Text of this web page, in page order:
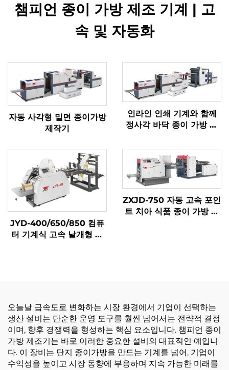
챔피언 종이 가방 제조 기계 | 고
속 및 자동화
자동 사각형 밑면 종이가방
제작기
인라인 인쇄 기계와 함께
정사각 바닥 종이 가방 기
JYD-400/650/850 컴퓨
터 기계식 고속 날개형 종
ZXJD-750 자동 고속 포인
트 치아 식품 종이 가방 만
오늘날 급속도로 변화하는 시장 환경에서 기업이 선택하는
생산 설비는 단순한 운영 도구를 훨씬 넘어서는 전략적 결정
이며, 향후 경쟁력을 형성하는 핵심 요소입니다. 챔피언 종이
가방 제조기는 바로 이러한 중요한 설비의 대표적인 예입니
다. 이 장비는 단지 종이가방을 만드는 기계를 넘어, 기업이
수익성을 높이고 시장 동향에 부응하며 지속 가능한 미래를